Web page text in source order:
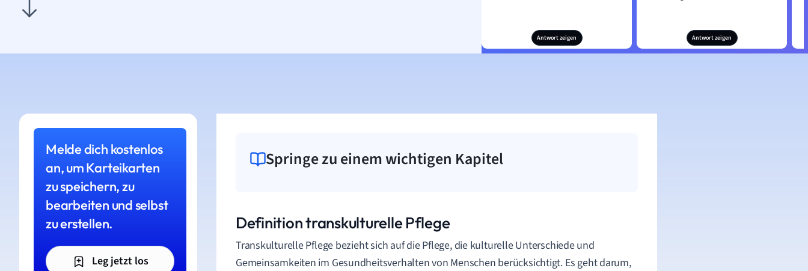
Antwort zeigen Antwort zeigen
Melde dich kostenlos
an, um Karteikarten
zu speichern, zu
bearbeiten und selbst
zu erstellen.
Leg jetzt los
Springe zu einem wichtigen Kapitel
Definition transkulturelle Pflege
Transkulturelle Pflege bezieht sich auf die Pflege, die kulturelle Unterschiede und
Gemeinsamkeiten im Gesundheitsverhalten von Menschen berücksichtigt. Es geht darum,